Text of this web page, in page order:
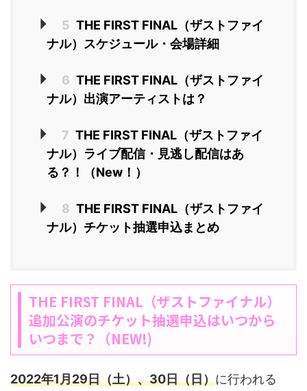
5 THE FIRST FINAL（ザストファイ
ナル）スケジュール・会場詳細
6 THE FIRST FINAL（ザストファイ
ナル）出演アーティストは？
7 THE FIRST FINAL（ザストファイ
ナル）ライブ配信・見逃し配信はあ
る？！（New！）
8 THE FIRST FINAL（ザストファイ
ナル）チケット抽選申込まとめ
THE FIRST FINAL（ザストファイナル）
追加公演のチケット抽選申込はいつから
いつまで？（NEW!)
2022年1月29日（土）、30日（日）に行われる